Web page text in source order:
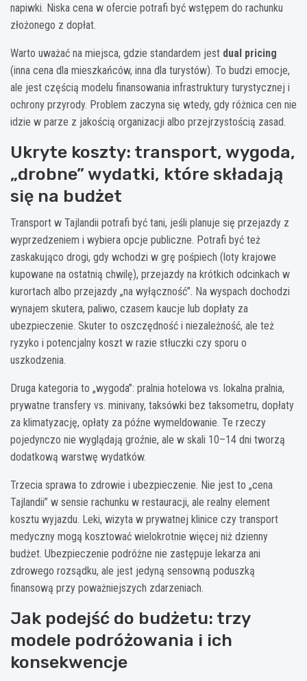
napiwki. Niska cena w ofercie potrafi być wstępem do rachunku
złożonego z dopłat.
Warto uważać na miejsca, gdzie standardem jest dual pricing
(inna cena dla mieszkańców, inna dla turystów). To budzi emocje,
ale jest częścią modelu finansowania infrastruktury turystycznej i
ochrony przyrody. Problem zaczyna się wtedy, gdy różnica cen nie
idzie w parze z jakością organizacji albo przejrzystością zasad.
Ukryte koszty: transport, wygoda,
„drobne” wydatki, które składają
się na budżet
Transport w Tajlandii potrafi być tani, jeśli planuje się przejazdy z
wyprzedzeniem i wybiera opcje publiczne. Potrafi być też
zaskakująco drogi, gdy wchodzi w grę pośpiech (loty krajowe
kupowane na ostatnią chwilę), przejazdy na krótkich odcinkach w
kurortach albo przejazdy „na wyłączność”. Na wyspach dochodzi
wynajem skutera, paliwo, czasem kaucje lub dopłaty za
ubezpieczenie. Skuter to oszczędność i niezależność, ale też
ryzyko i potencjalny koszt w razie stłuczki czy sporu o
uszkodzenia.
Druga kategoria to „wygoda”: pralnia hotelowa vs. lokalna pralnia,
prywatne transfery vs. minivany, taksówki bez taksometru, dopłaty
za klimatyzację, opłaty za późne wymeldowanie. Te rzeczy
pojedynczo nie wyglądają groźnie, ale w skali 10–14 dni tworzą
dodatkową warstwę wydatków.
Trzecia sprawa to zdrowie i ubezpieczenie. Nie jest to „cena
Tajlandii” w sensie rachunku w restauracji, ale realny element
kosztu wyjazdu. Leki, wizyta w prywatnej klinice czy transport
medyczny mogą kosztować wielokrotnie więcej niż dzienny
budżet. Ubezpieczenie podróżne nie zastępuje lekarza ani
zdrowego rozsądku, ale jest jedyną sensowną poduszką
finansową przy poważniejszych zdarzeniach.
Jak podejść do budżetu: trzy
modele podróżowania i ich
konsekwencje